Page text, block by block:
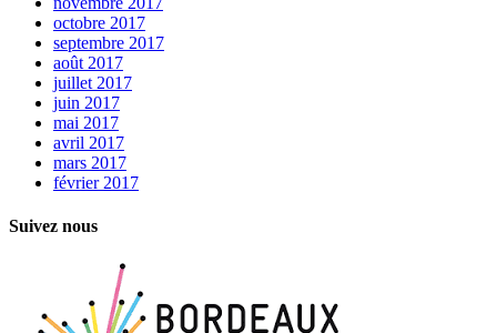
octobre 2017
septembre 2017
août 2017
juillet 2017
juin 2017
mai 2017
avril 2017
mars 2017
février 2017
Suivez nous